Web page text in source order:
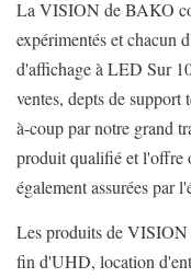
Entraînement de la
méthode
Entretien
Vie prévue
Estimation d'IP
Temp de
opération/humidité
La VISION de BAKO
expérimentés et chacun
d'affichage à LED Sur
ventes, depts de
à-coup par notre grand
produit qualifié et l'offre
également assurées
Les produits de
fin d'UHD, location